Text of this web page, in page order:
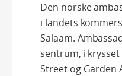
Den norske
i landets
Salaam.
sentrum, i
Street og Garden